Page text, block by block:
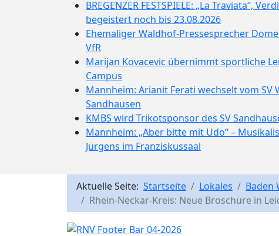
BREGENZER FESTSPIELE: „La Traviata“,
begeistert noch bis 23.08.2026
Ehemaliger Waldhof-Pressesprecher
VfR
Marijan Kovacevic übernimmt sportliche
Campus
Mannheim: Arianit Ferati wechselt vom SV
Sandhausen
KMBS wird Trikotsponsor des SV
Mannheim: „Aber bitte mit Udo“ –
Jürgens im Franziskussaal
Aktuelle Seite: Startseite Lokales Baden
Rhein-Neckar-Kreis: Neue Broschüre in